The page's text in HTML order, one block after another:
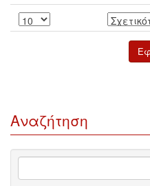
Αναζήτηση